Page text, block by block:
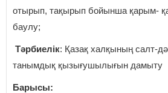
отырып, тақырып бойынша қарым-
баулу;
Тәрбиелік: Қазақ халқының салт-
танымдық қызығушылығын дамыту
Барысы: